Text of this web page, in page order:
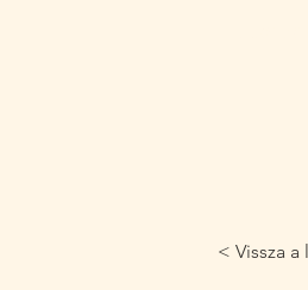
< Vissza a